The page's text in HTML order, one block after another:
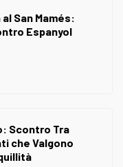
San Mamés:
Espanyol
Scontro Tra
che Valgono